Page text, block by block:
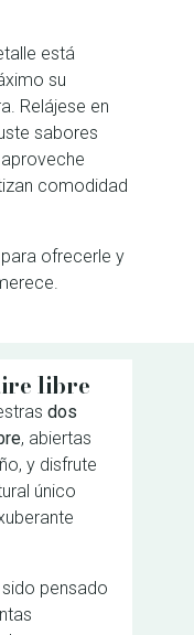
está
su
Relájese en
sabores
comodidad
ofrecerle y
libre
dos
, abiertas
y disfrute
único
pensado